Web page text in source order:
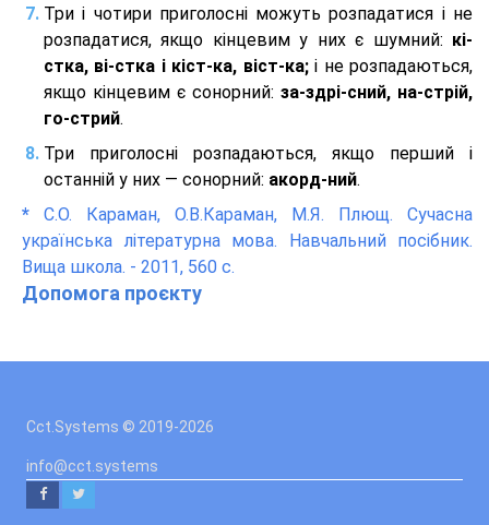
Три і чотири приголосні можуть розпадатися і не
розпадатися, якщо кінцевим у них є шумний: кі-
стка, ві-стка і кіст-ка, віст-ка;і не розпадаються,
якщо кінцевим є сонорний: за-здрі-сний, на-стрій,
го-стрий.
Три приголосні розпадаються, якщо перший і
останній у них — сонорний: акорд-ний.
* С.О. Караман, О.В.Караман, М.Я. Плющ. Сучасна
українська літературна мова. Навчальний посібник.
Вища школа. - 2011, 560 с.
Допомога проєкту
Cct.Systems © 2019-2026
info@cct.systems